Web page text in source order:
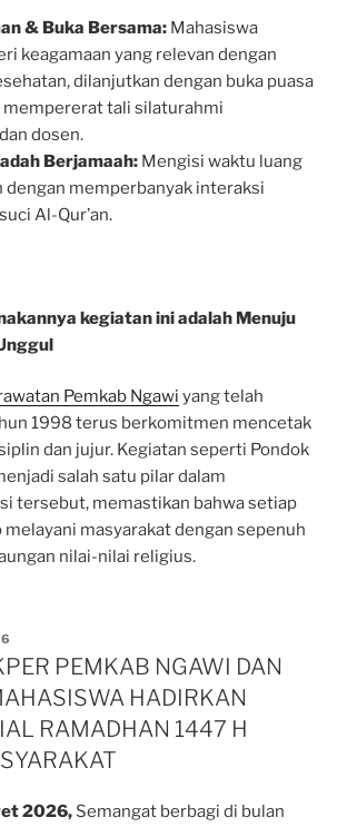
& Buka Bersama: Mahasiswa
keagamaan yang relevan dengan
dilanjutkan dengan buka puasa
mempererat tali silaturahmi
dosen.
Berjamaah: Mengisi waktu luang
dengan memperbanyak interaksi
Al-Qur’an.
kegiatan ini adalah Menuju
Pemkab Ngawi yang telah
1998 terus berkomitmen mencetak
dan jujur. Kegiatan seperti Pondok
salah satu pilar dalam
tersebut, memastikan bahwa setiap
melayani masyarakat dengan sepenuh
nilai-nilai religius.
PEMKAB NGAWI DAN
HADIRKAN
RAMADHAN 1447 H
2026, Semangat berbagi di bulan